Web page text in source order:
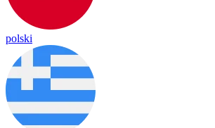
polski